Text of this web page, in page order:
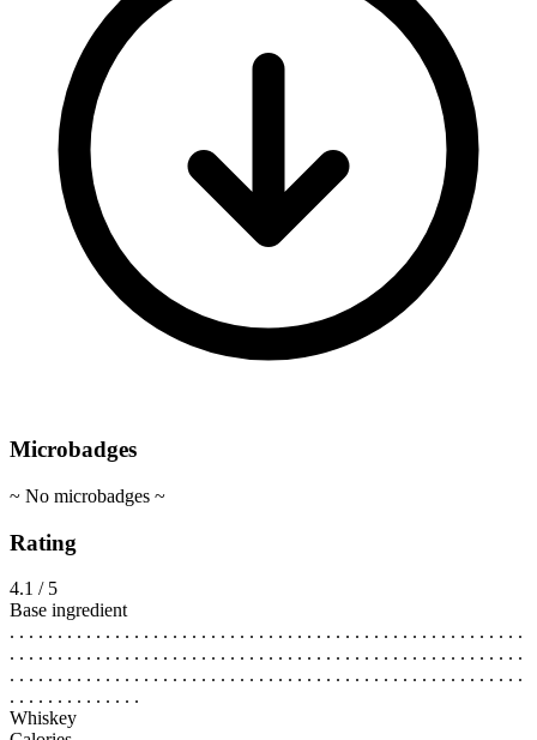
Microbadges
~ No microbadges ~
Rating
4.1 / 5
Base ingredient
. . . . . . . . . . . . . . . . . . . . . . . . . . . . . . . . . . . . . . . . . . . . . . . . . . . . . .
. . . . . . . . . . . . . . . . . . . . . . . . . . . . . . . . . . . . . . . . . . . . . . . . . . . . . .
. . . . . . . . . . . . . . . . . . . . . . . . . . . . . . . . . . . . . . . . . . . . . . . . . . . . . .
. . . . . . . . . . . . . .
Whiskey